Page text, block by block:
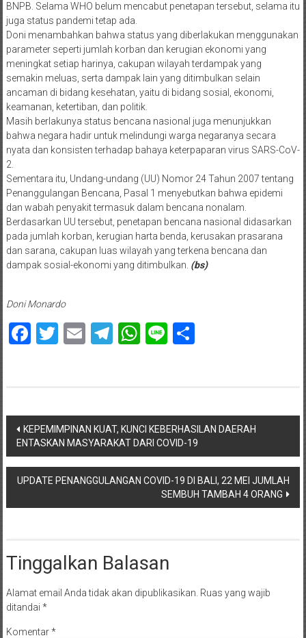
BNPB. Selama WHO belum mencabut penetapan tersebut, selama itu
juga status pandemi tetap ada.
Doni menambahkan bahwa status yang diberlakukan menggunakan
parameter seperti jumlah korban dan kerugian ekonomi yang
meningkat setiap harinya, cakupan wilayah terdampak yang
semakin meluas, serta dampak lain yang ditimbulkan selain
ancaman di bidang kesehatan, yaitu di bidang sosial, ekonomi,
keamanan, ketertiban, dan politik.
Masih berlakunya status bencana nasional juga menunjukkan
bahwa negara hadir untuk melindungi warga negaranya secara
nyata dan konsisten terhadap bahaya keterpaparan virus SARS-CoV-
2.
Sementara itu, Undang-undang (UU) Nomor 24 Tahun 2007 tentang
Penanggulangan Bencana, Pasal 1 menyebutkan bahwa epidemi
dan wabah penyakit termasuk dalam bencana nonalam.
Berdasarkan UU tersebut, penetapan bencana nasional didasarkan
pada jumlah korban, kerugian harta benda, kerusakan prasarana
dan sarana, cakupan luas wilayah yang terkena bencana dan
dampak sosial-ekonomi yang ditimbulkan. (bs)
Doni Monardo
Facebook
Twitter
EmailTelegram
WhatsApp
LineShare
Navigasi
pos
KEPEMIMPINAN KUAT, KUNCI KEBERHASILAN DAERAH
ENTASKAN MASYARAKAT DARI COVID-19
UPDATE PENANGGULANGAN COVID-19 DI BALI, 22 MEI JUMLAH
SEMBUH TAMBAH 4 ORANG
Tinggalkan Balasan
Alamat email Anda tidak akan dipublikasikan. Ruas yang wajib
ditandai *
Komentar*